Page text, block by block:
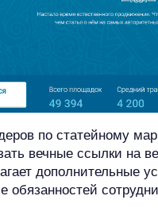
по статейному
вечные ссылки на
дополнительные
обязанностей